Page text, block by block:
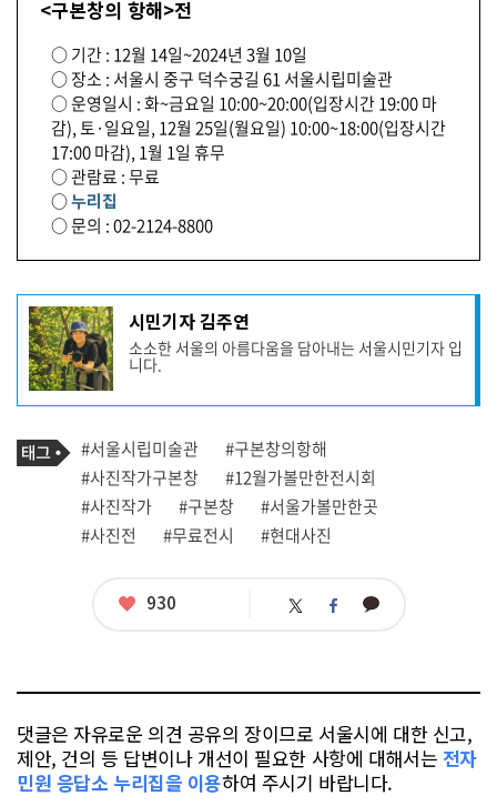
<구본창의 항해>전
○ 기간 : 12월 14일~2024년 3월 10일
○ 장소 : 서울시 중구 덕수궁길 61 서울시립미술관
○ 운영일시 : 화~금요일 10:00~20:00(입장시간 19:00 마
감), 토·일요일, 12월 25일(월요일) 10:00~18:00(입장시간
17:00 마감), 1월 1일 휴무
○ 관람료 : 무료
○누리집
○ 문의 : 02-2124-8800
기
사
작
성
자
프
필
시민기자 김주연
소소한 서울의 아름다움을 담아내는 서울시민기자 입
니다.
기
사
관
련
태
그
태
그
#서울시립미술관
#구본창의항해
#사진작가구본창
#12월가볼만한전시회
#사진작가
#구본창
#서울가볼만한곳
#사진전
#무료전시 #현대사진
좋
930 트 페 카
댓글은 자유로운 의견 공유의 장이므로 서울시에 대한 신고,
제안, 건의 등 답변이나 개선이 필요한 사항에 대해서는 전자
민원 응답소 누리집을 이용하여 주시기 바랍니다.